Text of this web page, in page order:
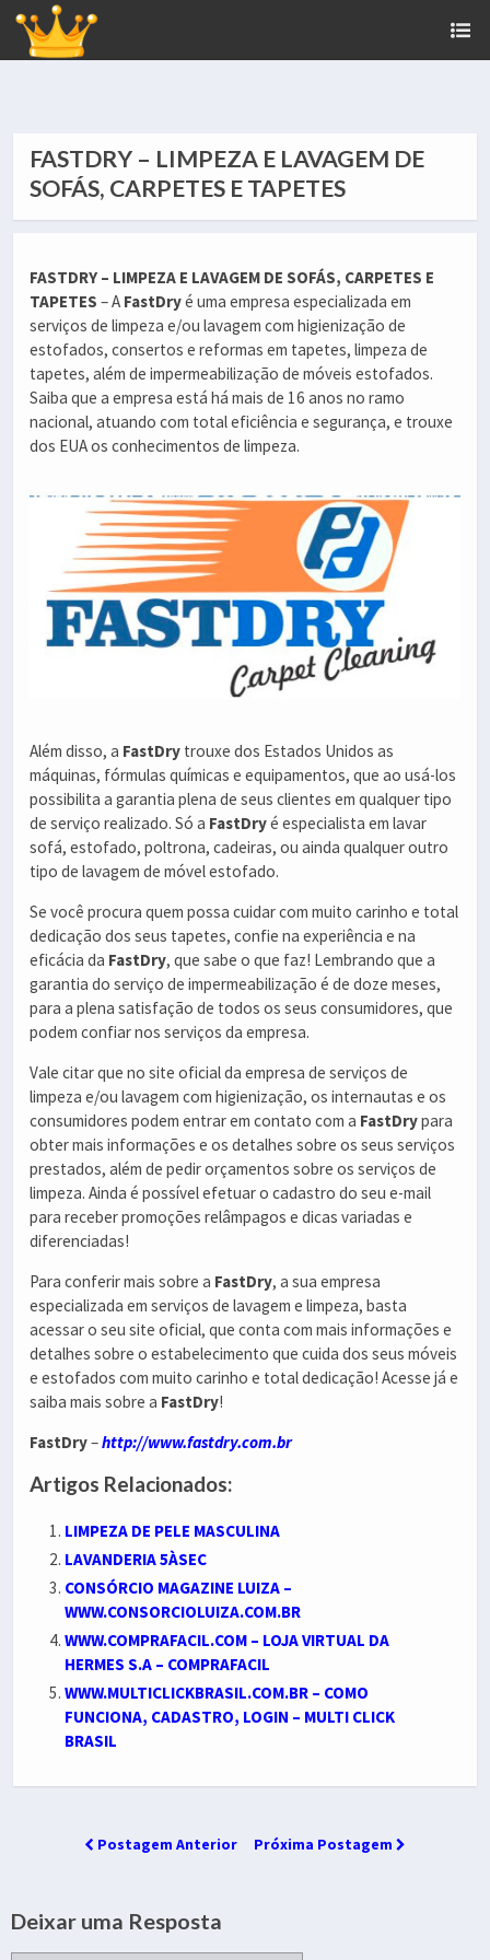
FASTDRY – LIMPEZA E LAVAGEM DE
SOFÁS, CARPETES E TAPETES
FASTDRY – LIMPEZA E LAVAGEM DE SOFÁS, CARPETES E
TAPETES – A FastDryé uma empresa especializada em
serviços de limpeza e/ou lavagem com higienização de
estofados, consertos e reformas em tapetes, limpeza de
tapetes, além de impermeabilização de móveis estofados.
Saiba que a empresa está há mais de 16 anos no ramo
nacional, atuando com total eficiência e segurança, e trouxe
dos EUA os conhecimentos de limpeza.
Além disso, a FastDry trouxe dos Estados Unidos as
máquinas, fórmulas químicas e equipamentos, que ao usá-los
possibilita a garantia plena de seus clientes em qualquer tipo
de serviço realizado. Só a FastDryé especialista em lavar
sofá, estofado, poltrona, cadeiras, ou ainda qualquer outro
tipo de lavagem de móvel estofado.
Se você procura quem possa cuidar com muito carinho e total
dedicação dos seus tapetes, confie na experiência e na
eficácia da FastDry, que sabe o que faz! Lembrando que a
garantia do serviço de impermeabilização é de doze meses,
para a plena satisfação de todos os seus consumidores, que
podem confiar nos serviços da empresa.
Vale citar que no site oficial da empresa de serviços de
limpeza e/ou lavagem com higienização, os internautas e os
consumidores podem entrar em contato com a FastDrypara
obter mais informações e os detalhes sobre os seus serviços
prestados, além de pedir orçamentos sobre os serviços de
limpeza. Ainda é possível efetuar o cadastro do seu e-mail
para receber promoções relâmpagos e dicas variadas e
diferenciadas!
Para conferir mais sobre a FastDry, a sua empresa
especializada em serviços de lavagem e limpeza, basta
acessar o seu site oficial, que conta com mais informações e
detalhes sobre o estabelecimento que cuida dos seus móveis
e estofados com muito carinho e total dedicação! Acesse já e
saiba mais sobre a FastDry!
FastDry–http://www.fastdry.com.br
Artigos Relacionados:
LIMPEZA DE PELE MASCULINA
LAVANDERIA 5ÀSEC
CONSÓRCIO MAGAZINE LUIZA –
WWW.CONSORCIOLUIZA.COM.BR
WWW.COMPRAFACIL.COM – LOJA VIRTUAL DA
HERMES S.A – COMPRAFACIL
WWW.MULTICLICKBRASIL.COM.BR – COMO
FUNCIONA, CADASTRO, LOGIN – MULTI CLICK
BRASIL
Postagem Anterior Próxima Postagem
Deixar uma Resposta